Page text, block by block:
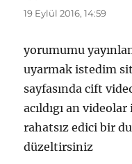
19 Eylül 2016, 14:59
yorumumu
uyarmak istedim
sayfasında cift
acıldıgı an
rahatsız edici bir
düzeltirsiniz